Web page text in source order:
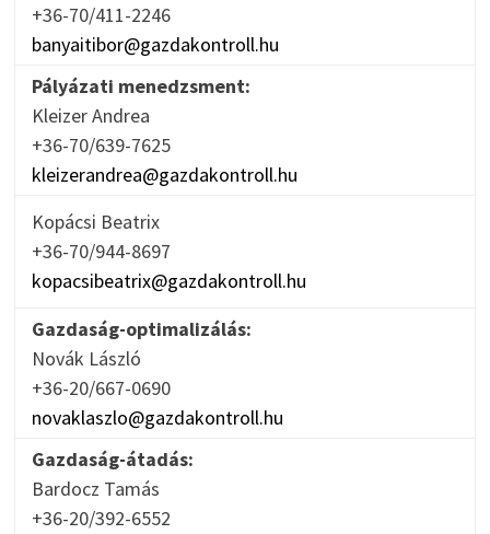
+36-70/411-2246
banyaitibor@gazdakontroll.hu
Pályázati menedzsment:
Kleizer Andrea
+36-70/639-7625
kleizerandrea@gazdakontroll.hu
Kopácsi Beatrix
+36-70/944-8697
kopacsibeatrix@gazdakontroll.hu
Gazdaság-optimalizálás:
Novák László
+36-20/667-0690
novaklaszlo@gazdakontroll.hu
Gazdaság-átadás:
Bardocz Tamás
+36-20/392-6552